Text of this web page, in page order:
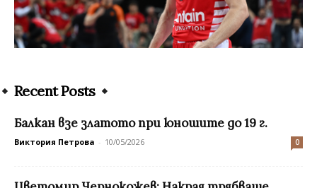
Recent Posts
Балкан взе златото при юношите до 19 г.
Виктория Петрова - 10/05/2026 0